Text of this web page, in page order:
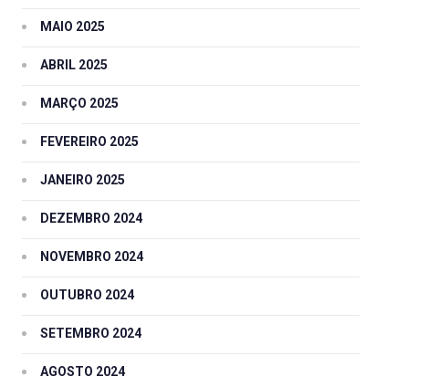
MAIO 2025
ABRIL 2025
MARÇO 2025
FEVEREIRO 2025
JANEIRO 2025
DEZEMBRO 2024
NOVEMBRO 2024
OUTUBRO 2024
SETEMBRO 2024
AGOSTO 2024